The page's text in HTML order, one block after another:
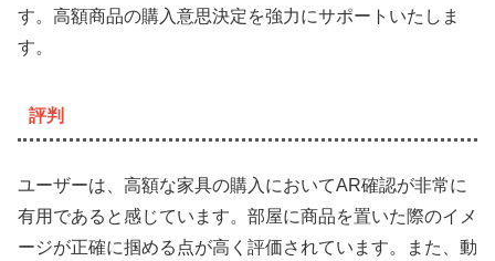
す。高額商品の購入意思決定を強力にサポートいたしま
す。
評判
ユーザーは、高額な家具の購入においてAR確認が非常に
有用であると感じています。部屋に商品を置いた際のイメ
ージが正確に掴める点が高く評価されています。また、動